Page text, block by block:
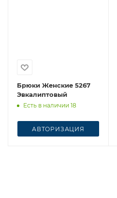
Брюки Женские 5267
Эвкалиптовый
Есть в наличии 18
АВТОРИЗАЦИЯ